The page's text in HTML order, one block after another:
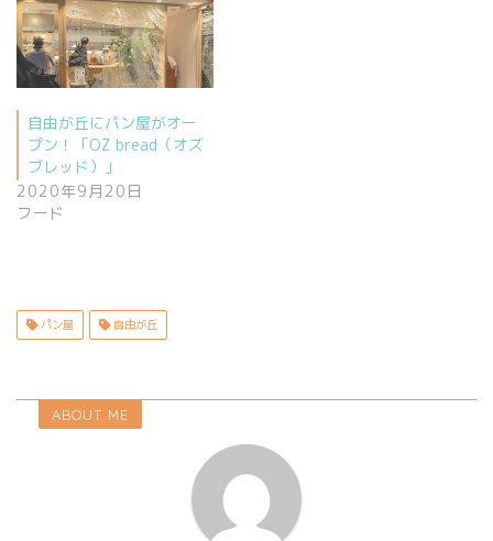
自由が丘にパン屋がオー
プン！「OZ bread（オズ
ブレッド）」
2020年9月20日
フード
パン屋 自由が丘
ABOUT ME